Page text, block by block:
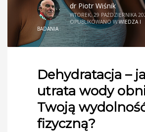
dr Piotr Wiśnik
WTOREK, 29 PAŹDZIERNIKA
OPUBLIKOWANO W WIEDZA I
BADANIA
Dehydratacja –
utrata wody
Twoją
fizyczną?